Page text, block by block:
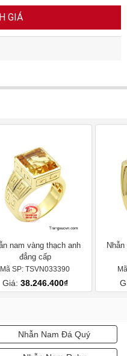
GIÁ
nam vàng thạch anh
đẳng cấp
Mã SP: TSVN033390
Giá: 38.246.400₫
Nhẫn Nam Đá Quý